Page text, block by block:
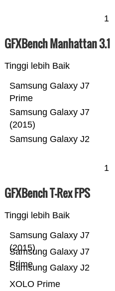
1
GFXBench Manhattan 3.1
Tinggi lebih Baik
Samsung Galaxy J2
Samsung Galaxy J7
(2015)
Samsung Galaxy J7
Prime
1
GFXBench T-Rex FPS
Tinggi lebih Baik
XOLO Prime
Samsung Galaxy J2
Samsung Galaxy J7
Prime
Samsung Galaxy J7
(2015)